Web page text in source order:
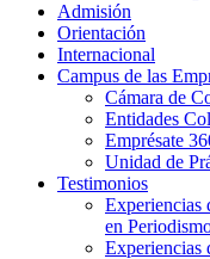
Admisión
Orientación
Internacional
Campus de las
Cámara de
Entidades
Emprésate
Unidad de
Testimonios
Experiencias
en
Experiencias